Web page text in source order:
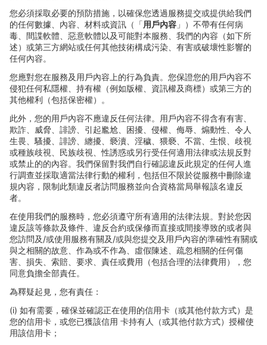
您必須採取必要的預防措施，以確保您透過服務提交或提供給我們
的任何數據、 內容、材料或資訊（「用戶內容 」）不帶有任何病
毒、間諜軟體、惡意軟體以及可能對本服務、我們的內容（如下所
述）或第三方網站或任何其他技術構成污染、有害或破壞性影響的
任何內容。
您應對您在服務及用戶內容上的行為負責。您保證您的用戶內容不
侵犯任何私隱權、持有權（例如版權、資訊權及商標）或第三方的
其他權利（包括保密權）。
此外，您的用戶內容不應違反任何法律。用戶內容不得含有有害、
欺詐、威脅、誹謗、引起尷尬、困擾、侵權、侮辱、煽動性、令人
生畏、騷擾、誹謗、纏擾、褻瀆、淫穢、猥褻、不當、生恨、歧視
或種族歧視、民族歧視、性誘惑或另行受任何適用法律或法規反對
或禁止的的內容。我們保留對我們自行確認違反此規定的任何人進
行調查並採取適當法律行動的權利，包括但不限於從服務中刪除違
規內容，限制此類違反者訪問服務並向合資格當局舉報該名違反
者。
在使用我們的服務時，您必須遵守所有適用的法律法規。對於您因
違反該等條款及條件、違反合約或保修而直接或間接導致的或者與
您訪問及/或使用服務有關及/或與您提交及用戶內容的準確性有關或
與之相關的故意、作為或不作為、虛假陳述、疏忽相關的任何傷
害、損失、索賠、要求、責任或費用（包括合理的法律費用），您
同意負擔全部責任。
為釋疑起 見，您有責任：
(i) 如有需要，確保並確認正在使用的信用卡（或其他付款方式）是
您的信用卡，或您已獲該信用 卡持有人（或其他付款方式）授權使
用該信用卡；